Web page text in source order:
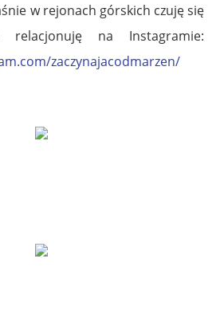
w rejonach górskich czuję się
relacjonuję na Instagramie:
zaczynajacodmarzen/